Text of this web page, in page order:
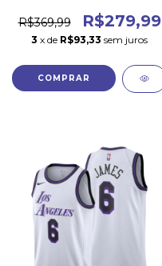
R$369,99
R$279,99
3 x de R$93,33 sem juros
COMPRAR